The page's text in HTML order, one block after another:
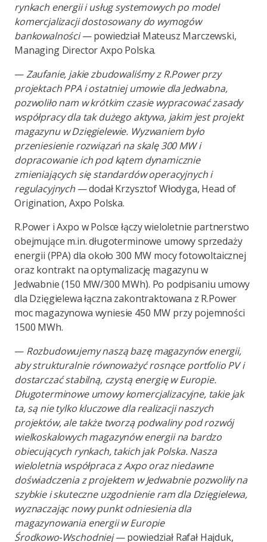
rynkach energii i usług systemowych po model
komercjalizacji dostosowany do wymogów
bankowalności— powiedział Mateusz Marczewski,
Managing Director Axpo Polska.
—Zaufanie, jakie zbudowaliśmy z R.Power przy
projektach PPA i ostatniej umowie dla Jedwabna,
pozwoliło nam w krótkim czasie wypracować zasady
współpracy dla tak dużego aktywa, jakim jest projekt
magazynu w Dzięgielewie. Wyzwaniem było
przeniesienie rozwiązań na skalę 300 MW i
dopracowanie ich pod kątem dynamicznie
zmieniających się standardów operacyjnych i
regulacyjnych— dodał Krzysztof Włodyga, Head of
Origination, Axpo Polska.
R.Power i Axpo w Polsce łączy wieloletnie partnerstwo
obejmujące m.in. długoterminowe umowy sprzedaży
energii (PPA) dla około 300 MW mocy fotowoltaicznej
oraz kontrakt na optymalizację magazynu w
Jedwabnie (150 MW/300 MWh). Po podpisaniu umowy
dla Dzięgielewa łączna zakontraktowana z R.Power
moc magazynowa wyniesie 450 MW przy pojemności
1500 MWh.
—Rozbudowujemy naszą bazę magazynów energii,
aby strukturalnie równoważyć rosnące portfolio PV i
dostarczać stabilną, czystą energię w Europie.
Długoterminowe umowy komercjalizacyjne, takie jak
ta, są nie tylko kluczowe dla realizacji naszych
projektów, ale także tworzą podwaliny pod rozwój
wielkoskalowych magazynów energii na bardzo
obiecujących rynkach, takich jak Polska. Nasza
wieloletnia współpraca z Axpo oraz niedawne
doświadczenia z projektem w Jedwabnie pozwoliły na
szybkie i skuteczne uzgodnienie ram dla Dzięgielewa,
wyznaczając nowy punkt odniesienia dla
magazynowania energii w Europie
Środkowo‑Wschodniej— powiedział Rafał Hajduk,